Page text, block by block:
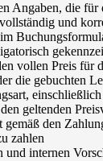
Angaben, die für
und
vollen Preis für
die gebuchten
geltenden
gemäß den
zahlen
und internen